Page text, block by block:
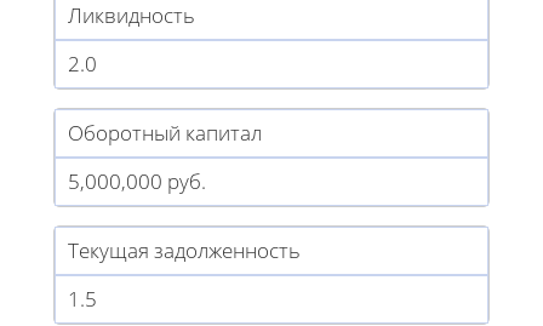
Ликвидность
2.0
Оборотный капитал
5,000,000 руб.
Текущая задолженность
1.5